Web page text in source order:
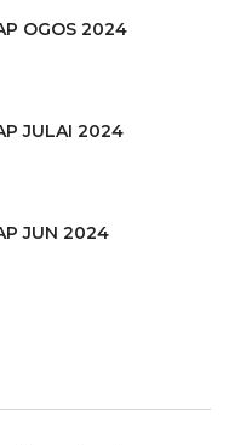
OGOS 2024
JULAI 2024
JUN 2024